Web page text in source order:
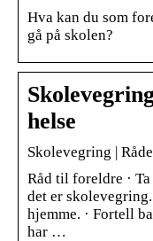
Hva kan du som
gå på skolen?
helse
Skolevegring |
Råd til foreldre ·
det er
hjemme. · Fortell
har …